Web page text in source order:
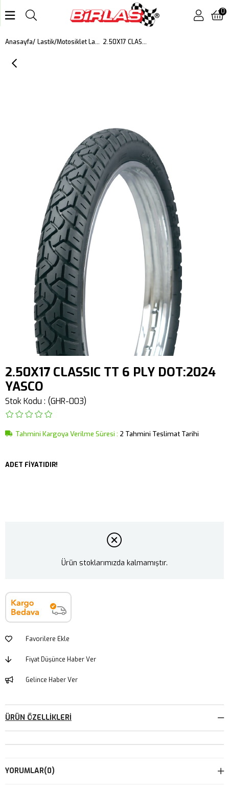
0
Anasayfa Lastik Motosiklet Lastiği 2.50X17 CLASSIC TT 6 PLY DOT:2024
2.50X17 CLASSIC TT 6 PLY DOT:2024
YASCO
Stok Kodu (GHR-003)
Tahmini Kargoya Verilme Süresi : 2 Tahmini Teslimat Tarihi
ADET FİYATIDIR!
Ürün stoklarımızda kalmamıştır.
Favorilere Ekle
Fiyat Düşünce Haber Ver
Gelince Haber Ver
ÜRÜN ÖZELLIKLERI
YORUMLAR(0)